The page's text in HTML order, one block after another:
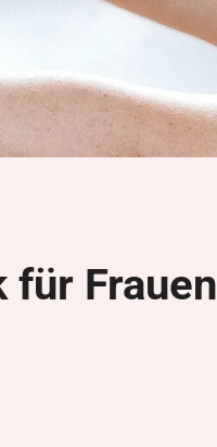
für Frauen